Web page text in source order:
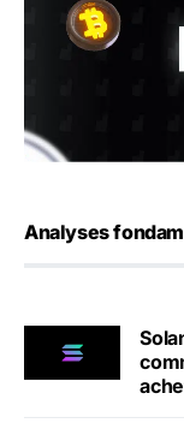
Analyses